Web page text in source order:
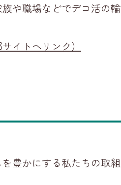
や職場などでデコ活の輪
イトへリンク）
豊かにする私たちの取組